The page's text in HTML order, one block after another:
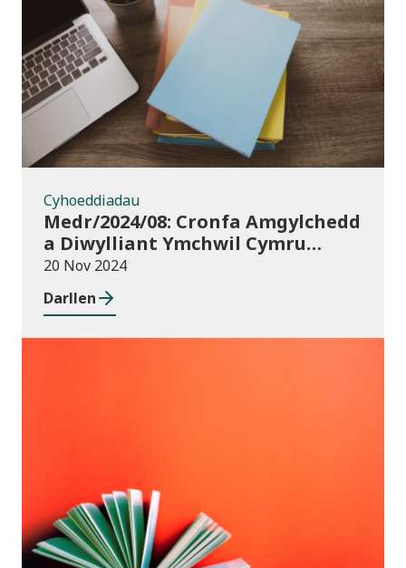
Cyhoeddiadau
Cyhoeddiadau
Medr/2024/08: Cronfa Amgylchedd
a Diwylliant Ymchwil Cymru
(WREC) 2024/25
20 Nov 2024
Darllen